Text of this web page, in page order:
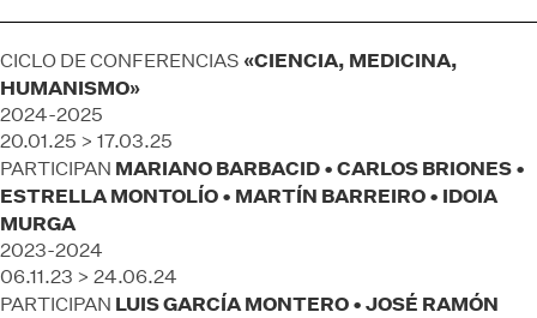
CICLO DE CONFERENCIAS «CIENCIA, MEDICINA,
HUMANISMO»
2024-2025
20.01.25 > 17.03.25
PARTICIPAN MARIANO BARBACID • CARLOS BRIONES •
ESTRELLA MONTOLÍO • MARTÍN BARREIRO • IDOIA
MURGA
2023-2024
06.11.23 > 24.06.24
PARTICIPAN LUIS GARCÍA MONTERO • JOSÉ RAMÓN